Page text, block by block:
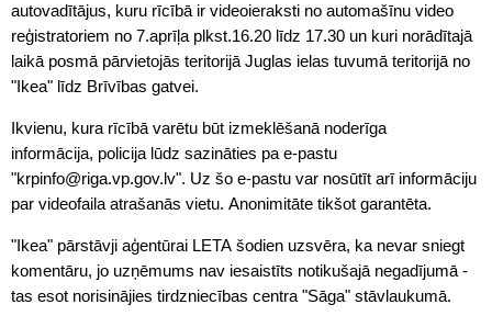
autovadītājus, kuru rīcībā ir videoieraksti no automašīnu video
reģistratoriem no 7.aprīļa plkst.16.20 līdz 17.30 un kuri norādītajā
laikā posmā pārvietojās teritorijā Juglas ielas tuvumā teritorijā no
"Ikea" līdz Brīvības gatvei.
Ikvienu, kura rīcībā varētu būt izmeklēšanā noderīga
informācija, policija lūdz sazināties pa e-pastu
"krpinfo@riga.vp.gov.lv". Uz šo e-pastu var nosūtīt arī informāciju
par videofaila atrašanās vietu. Anonimitāte tikšot garantēta.
"Ikea" pārstāvji aģentūrai LETA šodien uzsvēra, ka nevar sniegt
komentāru, jo uzņēmums nav iesaistīts notikušajā negadījumā -
tas esot norisinājies tirdzniecības centra "Sāga" stāvlaukumā.